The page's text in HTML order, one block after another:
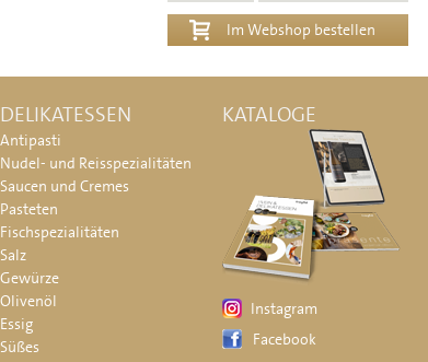
Im Webshop bestellen
DELIKATESSEN
Antipasti
Nudel- und Reisspezialitäten
Saucen und Cremes
Pasteten
Fischspezialitäten
Salz
Gewürze
Olivenöl
Essig
Süßes
KATALOGE
Instagram
Facebook